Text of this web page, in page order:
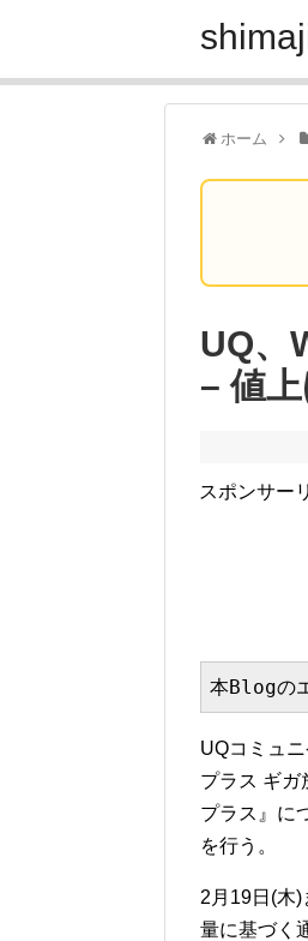
ホーム
UQ、
– 値
スポンサー
本Blogの
UQコミュ
プラス ギガ
プラス』に
を行う。
2月19日(木
量に基づく